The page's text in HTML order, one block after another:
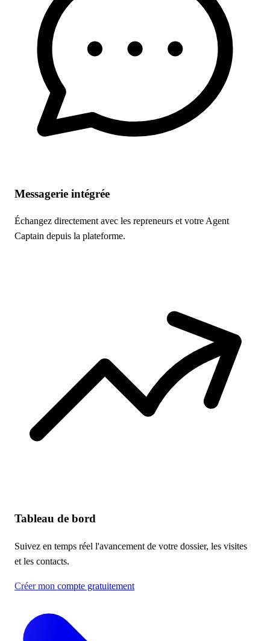
Messagerie intégrée
Échangez directement avec les repreneurs et votre Agent
Captain depuis la plateforme.
Tableau de bord
Suivez en temps réel l'avancement de votre dossier, les visites
et les contacts.
Créer mon compte gratuitement